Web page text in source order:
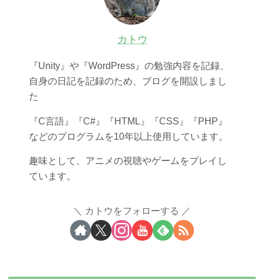
カトウ
『Unity』や『WordPress』の勉強内容を記録、
自身の日記を記録のため、ブログを開設しまし
た
『C言語』『C#』『HTML』『CSS』『PHP』
などのプログラムを10年以上使用しています。
趣味として、アニメの視聴やゲームをプレイし
ています。
カトウをフォローする